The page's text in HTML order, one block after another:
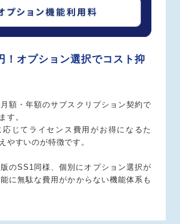
！オプション選択でコスト抑
額・年額のサブスクリプション契約で
す。
じてライセンス費用がお得になるた
やすいのが特徴です。
のSS1同様、個別にオプション選択が
に無駄な費用がかからない機能体系も